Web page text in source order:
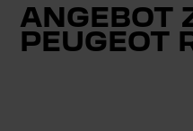
ANGEBOT
PEUGEOT